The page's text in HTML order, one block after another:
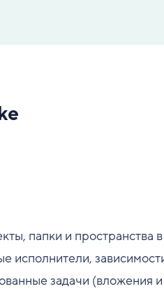
папки и пространства
исполнители,
задачи (вложения